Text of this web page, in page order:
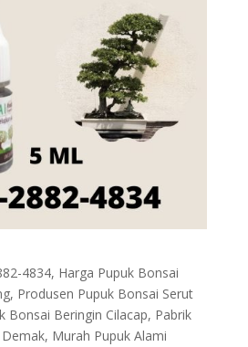
4834, Harga Pupuk Bonsai
Produsen Pupuk Bonsai Serut
Bonsai Beringin Cilacap, Pabrik
Murah Pupuk Alami